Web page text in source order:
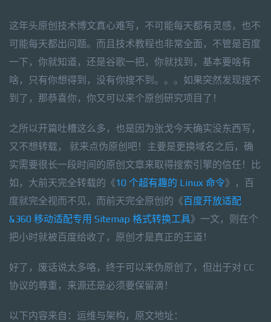
这年头原创技术博文真心难写，不可能每天都有灵感，也不
可能每天都出问题。而且技术教程也非常全面，不管是百度
一下，你就知道，还是谷歌一把，你就找到，基本要啥有
啥，只有你想得到，没有你搜不到。。。如果突然发现搜不
到了，那恭喜你，你又可以来个原创研究项目了！
之所以开篇吐槽这么多，也是因为张戈今天确实没东西写，
又不想转载， 就来点伪原创吧！主要是更换域名之后，确
实需要很长一段时间的原创文章来取得搜索引擎的信任！比
如，大前天完全转载的《10 个超有趣的 Linux 命令》，百
度就完全视而不见，而前天完全原创的《百度开放适配
&360 移动适配专用 Sitemap 格式转换工具》一文，则在个
把小时就被百度给收了，原创才是真正的王道！
好了，废话说太多咯，终于可以来伪原创了，但出于对 CC
协议的尊重，来源还是必须要保留滴！
以下内容来自：运维与架构，原文地址：